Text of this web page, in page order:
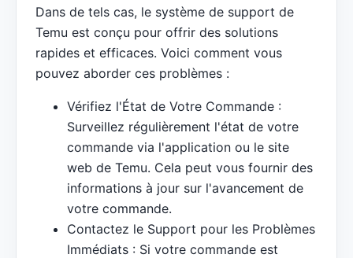
Dans de tels cas, le système de support de
Temu est conçu pour offrir des solutions
rapides et efficaces. Voici comment vous
pouvez aborder ces problèmes :
Vérifiez l'État de Votre Commande :
Surveillez régulièrement l'état de votre
commande via l'application ou le site
web de Temu. Cela peut vous fournir des
informations à jour sur l'avancement de
votre commande.
Contactez le Support pour les Problèmes
Immédiats : Si votre commande est